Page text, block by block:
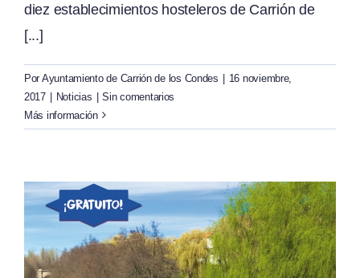
diez establecimientos hosteleros de Carrión de
[...]
Por Ayuntamiento de Carrión de los Condes | 16 noviembre,
2017 | Noticias | Sin comentarios
Más información